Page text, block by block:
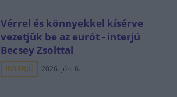
Vérrel és könnyekkel kísérve
vezetjük be az eurót - interjú
Becsey Zsolttal
INTERJÚ 2026. jún. 6.